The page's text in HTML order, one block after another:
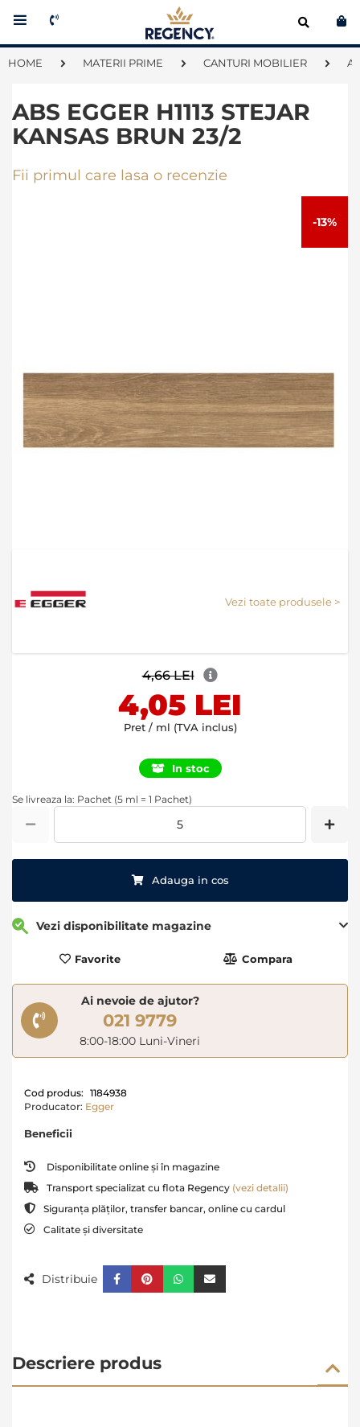
HOME MATERII PRIME CANTURI MOBILIER
beginning
images
-13%
Vezi toate produsele >
ABS EGGER H1113 STEJAR
KANSAS BRUN 23/2
Fii primul care lasa o recenzie
4,66 LEI
4,05 LEI
Pret / ml (TVA inclus)
In stoc
Se livreaza la: Pachet (5 ml = 1 Pachet)
Adauga in cos
Vezi disponibilitate magazine
Favorite Compara
Ai nevoie de ajutor?
021 9779
8:00-18:00 Luni-Vineri
Cod produs: 1184938
Producator: Egger
Beneficii
Disponibilitate online și în magazine
Transport specializat cu flota Regency (vezi detalii)
Siguranța plăților, transfer bancar, online cu cardul
Calitate și diversitate
Distribuie
Descriere produs